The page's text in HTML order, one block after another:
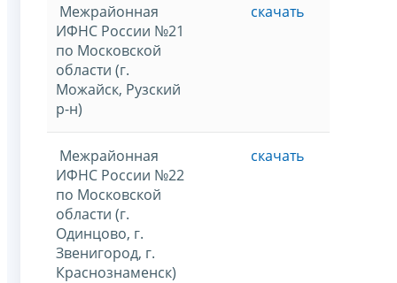
Межрайонная
ИФНС России №21
по Московской
области (г.
Можайск, Рузский
р-н)
скачать
Межрайонная
ИФНС России №22
по Московской
области (г.
Одинцово, г.
Звенигород, г.
Краснознаменск)
скачать